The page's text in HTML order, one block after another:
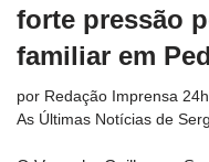
forte pressão
familiar em
por Redação Imprensa 24h
As Últimas Notícias de